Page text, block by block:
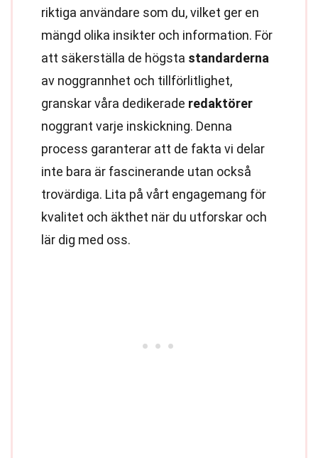
riktiga användare som du, vilket ger en
mängd olika insikter och information. För
att säkerställa de högsta standarderna
av noggrannhet och tillförlitlighet,
granskar våra dedikerade redaktörer
noggrant varje inskickning. Denna
process garanterar att de fakta vi delar
inte bara är fascinerande utan också
trovärdiga. Lita på vårt engagemang för
kvalitet och äkthet när du utforskar och
lär dig med oss.